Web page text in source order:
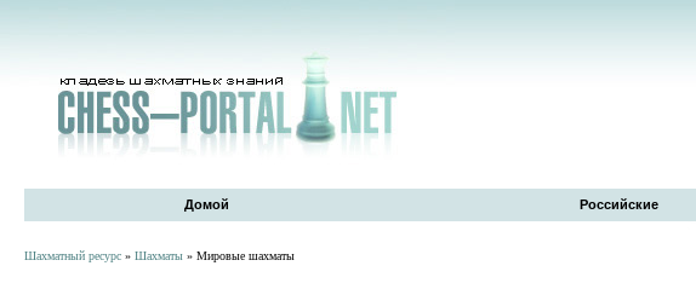
Домой Российские
Шахматный ресурс » Шахматы » Мировые шахматы